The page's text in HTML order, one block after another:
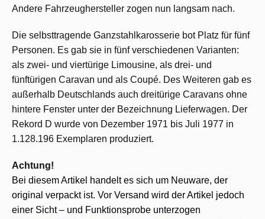
Andere Fahrzeughersteller zogen nun langsam nach.
Die selbsttragende Ganzstahlkarosserie bot Platz für fünf
Personen. Es gab sie in fünf verschiedenen Varianten:
als zwei- und viertürige Limousine, als drei- und
fünftürigen Caravan und als Coupé. Des Weiteren gab es
außerhalb Deutschlands auch dreitürige Caravans ohne
hintere Fenster unter der Bezeichnung Lieferwagen. Der
Rekord D wurde von Dezember 1971 bis Juli 1977 in
1.128.196 Exemplaren produziert.
Achtung!
Bei diesem Artikel handelt es sich um Neuware, der
original verpackt ist. Vor Versand wird der Artikel jedoch
einer Sicht – und Funktionsprobe unterzogen